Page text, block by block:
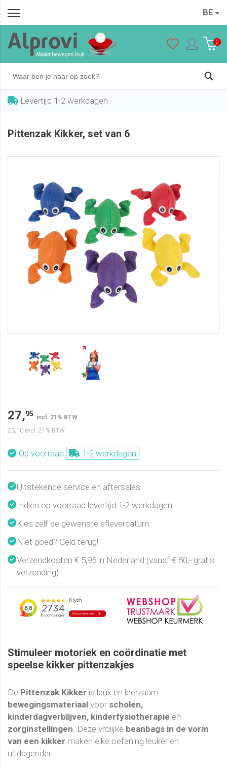
BE
0
Levertijd 1-2 werkdagen
Pittenzak Kikker, set van 6
27,95 incl. 21% BTW
23,10 excl. 21% BTW
Op voorraad 1-2 werkdagen
Uitstekende service en aftersales
Indien op voorraad levertijd 1-2 werkdagen
Kies zelf de gewenste afleverdatum
Niet goed? Geld terug!
Verzendkosten € 5,95 in Nederland (vanaf € 50,- gratis
verzending)
Stimuleer motoriek en coördinatie met
speelse kikker pittenzakjes
De Pittenzak Kikker is leuk en leerzaam
bewegingsmateriaal voor scholen,
kinderdagverblijven, kinderfysiotherapie en
zorginstellingen. Deze vrolijke beanbags in de vorm
van een kikker maken elke oefening leuker en
uitdagender.
€ 27,95